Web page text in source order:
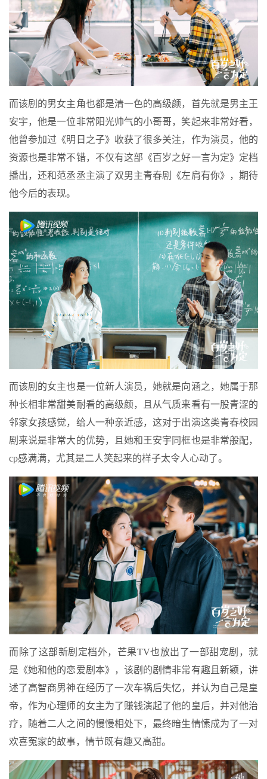
而该剧的男女主角也都是清一色的高级颜，首先就是男主王
安宇，他是一位非常阳光帅气的小哥哥，笑起来非常好看，
他曾参加过《明日之子》收获了很多关注，作为演员，他的
资源也是非常不错，不仅有这部《百岁之好一言为定》定档
播出，还和范丞丞主演了双男主青春剧《左肩有你》，期待
他今后的表现。
而该剧的女主也是一位新人演员，她就是向涵之，她属于那
种长相非常甜美耐看的高级颜，且从气质来看有一股青涩的
邻家女孩感觉，给人一种亲近感，这对于出演这类青春校园
剧来说是非常大的优势，且她和王安宇同框也是非常般配，
cp感满满，尤其是二人笑起来的样子太令人心动了。
而除了这部新剧定档外，芒果TV也放出了一部甜宠剧，就
是《她和他的恋爱剧本》，该剧的剧情非常有趣且新颖，讲
述了高智商男神在经历了一次车祸后失忆，并认为自己是皇
帝，作为心理师的女主为了赚钱演起了他的皇后，并对他治
疗，随着二人之间的慢慢相处下，最终暗生情愫成为了一对
欢喜冤家的故事，情节既有趣又高甜。